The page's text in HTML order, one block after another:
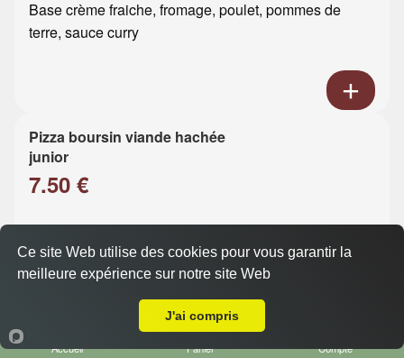
Base crème fraiche, fromage, poulet, pommes de
terre, sauce curry
Pizza boursin viande hachée
junior
7.50 €
Accueil Panier Compte
Ce site Web utilise des cookies pour vous garantir la
meilleure expérience sur notre site Web
J'ai compris